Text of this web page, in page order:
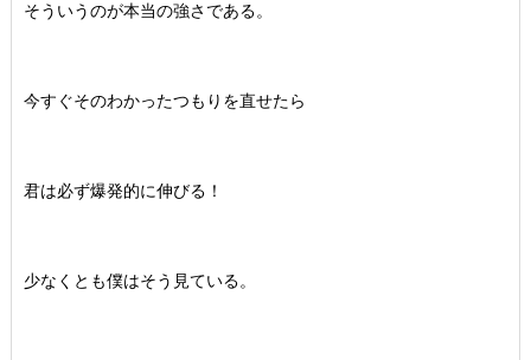
そういうのが本当の強さである。
今すぐそのわかったつもりを直せたら
君は必ず爆発的に伸びる！
少なくとも僕はそう見ている。